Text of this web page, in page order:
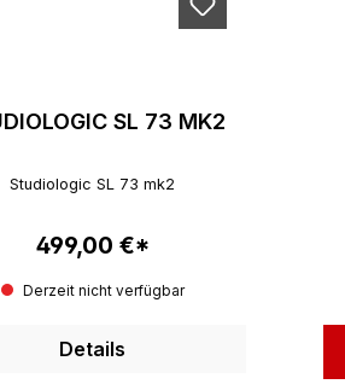
SL 73 MK2
Studiologic SL 73 mk2
Regulärer Preis:
499,00 €*
Derzeit nicht verfügbar
Details